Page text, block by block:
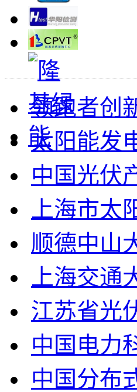
领跑者创
太阳能发
中国光伏
上海市太
顺德中山
上海交通
江苏省光
中国电力
中国分布